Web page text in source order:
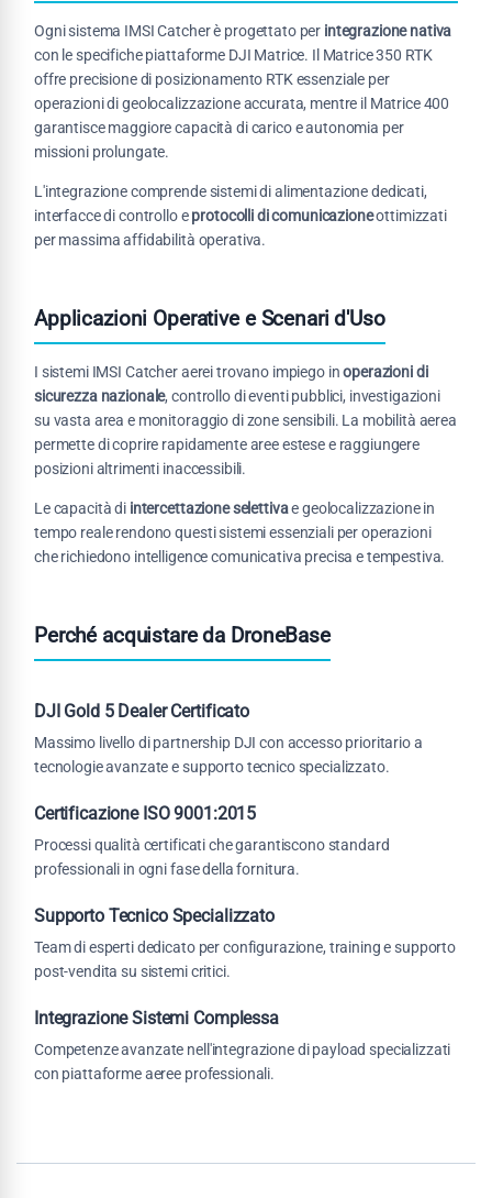
Ogni sistema IMSI Catcher è progettato per integrazione nativa
con le specifiche piattaforme DJI Matrice. Il Matrice 350 RTK
offre precisione di posizionamento RTK essenziale per
operazioni di geolocalizzazione accurata, mentre il Matrice 400
garantisce maggiore capacità di carico e autonomia per
missioni prolungate.
L'integrazione comprende sistemi di alimentazione dedicati,
interfacce di controllo eprotocolli di comunicazioneottimizzati
per massima affidabilità operativa.
Applicazioni Operative e Scenari d'Uso
I sistemi IMSI Catcher aerei trovano impiego inoperazioni di
sicurezza nazionale, controllo di eventi pubblici, investigazioni
su vasta area e monitoraggio di zone sensibili. La mobilità aerea
permette di coprire rapidamente aree estese e raggiungere
posizioni altrimenti inaccessibili.
Le capacità di intercettazione selettivae geolocalizzazione in
tempo reale rendono questi sistemi essenziali per operazioni
che richiedono intelligence comunicativa precisa e tempestiva.
Perché acquistare da DroneBase
DJI Gold 5 Dealer Certificato
Massimo livello di partnership DJI con accesso prioritario a
tecnologie avanzate e supporto tecnico specializzato.
Certificazione ISO 9001:2015
Processi qualità certificati che garantiscono standard
professionali in ogni fase della fornitura.
Supporto Tecnico Specializzato
Team di esperti dedicato per configurazione, training e supporto
post-vendita su sistemi critici.
Integrazione Sistemi Complessa
Competenze avanzate nell'integrazione di payload specializzati
con piattaforme aeree professionali.